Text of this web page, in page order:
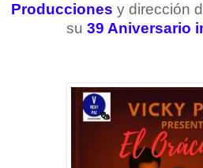
Producciones y dirección
su 39 Aniversario